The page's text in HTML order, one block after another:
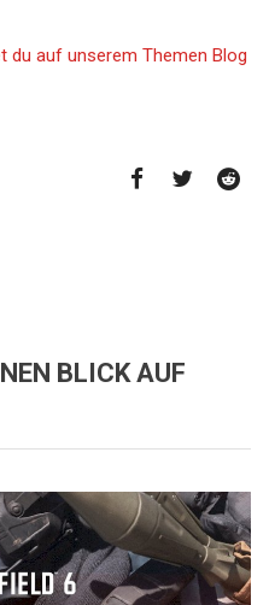
du auf unserem Themen Blog
BLICK AUF